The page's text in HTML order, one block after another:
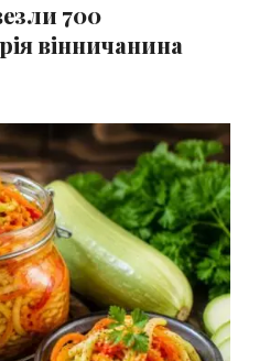
700
вінничанина